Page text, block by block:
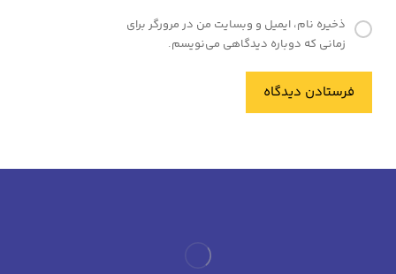
ذخیره نام، ایمیل و وبسایت من در مرورگر برای
زمانی که دوباره دیدگاهی می‌نویسم.
فرستادن دیدگاه